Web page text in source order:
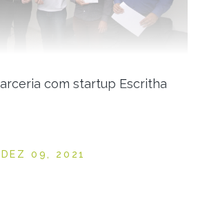
com startup Escritha
Posted on
DEZ 09, 2021